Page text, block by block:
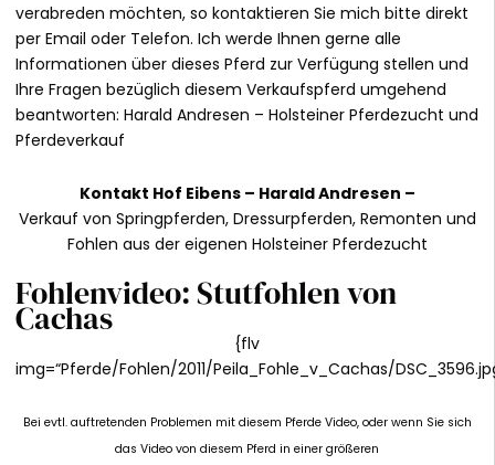
verabreden möchten, so kontaktieren Sie mich bitte direkt
per Email oder Telefon. Ich werde Ihnen gerne alle
Informationen über dieses Pferd zur Verfügung stellen und
Ihre Fragen bezüglich diesem Verkaufspferd umgehend
beantworten: Harald Andresen – Holsteiner Pferdezucht und
Pferdeverkauf
Kontakt Hof Eibens – Harald Andresen –
Verkauf von Springpferden, Dressurpferden, Remonten und
Fohlen aus der eigenen Holsteiner Pferdezucht
Fohlenvideo: Stutfohlen von
Cachas
{flv
img=“Pferde/Fohlen/2011/Peila_Fohle_v_Cachas/
Bei evtl. auftretenden Problemen mit diesem Pferde Video, oder wenn Sie sich
das Video von diesem Pferd in einer größeren